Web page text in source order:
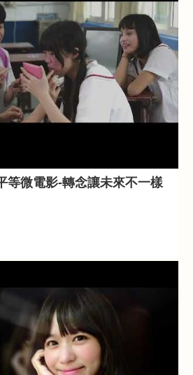
等微電影-轉念讓未來不一樣